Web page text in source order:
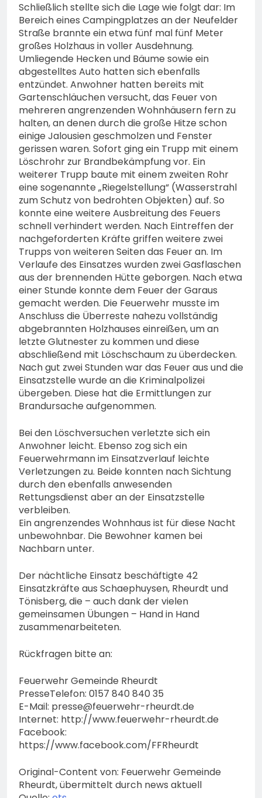
Schließlich stellte sich die Lage wie folgt dar: Im
Bereich eines Campingplatzes an der Neufelder
Straße brannte ein etwa fünf mal fünf Meter
großes Holzhaus in voller Ausdehnung.
Umliegende Hecken und Bäume sowie ein
abgestelltes Auto hatten sich ebenfalls
entzündet. Anwohner hatten bereits mit
Gartenschläuchen versucht, das Feuer von
mehreren angrenzenden Wohnhäusern fern zu
halten, an denen durch die große Hitze schon
einige Jalousien geschmolzen und Fenster
gerissen waren. Sofort ging ein Trupp mit einem
Löschrohr zur Brandbekämpfung vor. Ein
weiterer Trupp baute mit einem zweiten Rohr
eine sogenannte „Riegelstellung“ (Wasserstrahl
zum Schutz von bedrohten Objekten) auf. So
konnte eine weitere Ausbreitung des Feuers
schnell verhindert werden. Nach Eintreffen der
nachgeforderten Kräfte griffen weitere zwei
Trupps von weiteren Seiten das Feuer an. Im
Verlaufe des Einsatzes wurden zwei Gasflaschen
aus der brennenden Hütte geborgen. Nach etwa
einer Stunde konnte dem Feuer der Garaus
gemacht werden. Die Feuerwehr musste im
Anschluss die Überreste nahezu vollständig
abgebrannten Holzhauses einreißen, um an
letzte Glutnester zu kommen und diese
abschließend mit Löschschaum zu überdecken.
Nach gut zwei Stunden war das Feuer aus und die
Einsatzstelle wurde an die Kriminalpolizei
übergeben. Diese hat die Ermittlungen zur
Brandursache aufgenommen.
Bei den Löschversuchen verletzte sich ein
Anwohner leicht. Ebenso zog sich ein
Feuerwehrmann im Einsatzverlauf leichte
Verletzungen zu. Beide konnten nach Sichtung
durch den ebenfalls anwesenden
Rettungsdienst aber an der Einsatzstelle
verbleiben.
Ein angrenzendes Wohnhaus ist für diese Nacht
unbewohnbar. Die Bewohner kamen bei
Nachbarn unter.
Der nächtliche Einsatz beschäftigte 42
Einsatzkräfte aus Schaephuysen, Rheurdt und
Tönisberg, die – auch dank der vielen
gemeinsamen Übungen – Hand in Hand
zusammenarbeiteten.
Rückfragen bitte an:
Feuerwehr Gemeinde Rheurdt
PresseTelefon: 0157 840 840 35
E-Mail: presse@feuerwehr-rheurdt.de
Internet: http://www.feuerwehr-rheurdt.de
Facebook:
https://www.facebook.com/FFRheurdt
Original-Content von: Feuerwehr Gemeinde
Rheurdt, übermittelt durch news aktuell